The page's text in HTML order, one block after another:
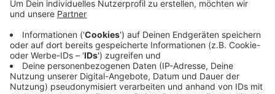
Männer sahen dann auch die Polizei und ließen den
Roller im Bereich Kipdorf fallen. Sie hatten sich
dann hinter einem geparkten Auto versteckt, wo
die Polizei sie aufgriff und festnahm. Den
Motorroller hat die Polizei seinem Besitzer
übergeben.